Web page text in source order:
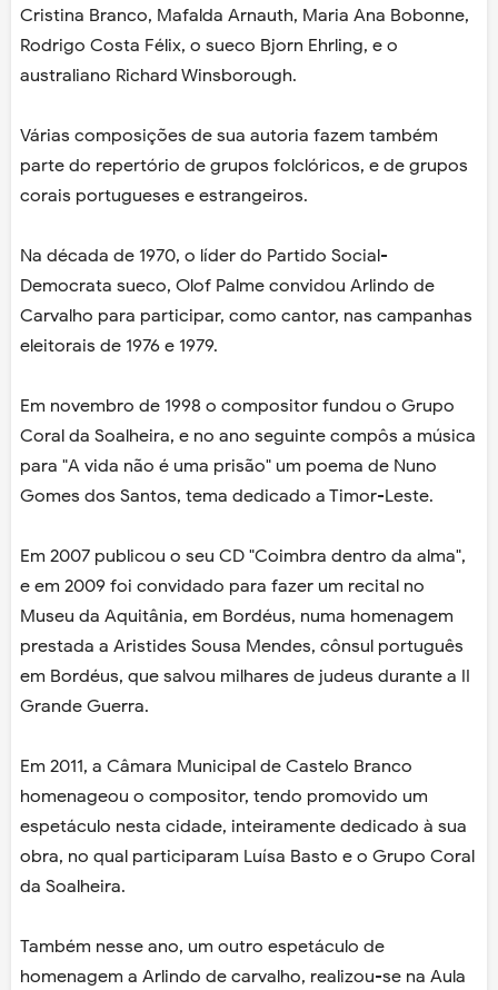
Cristina Branco, Mafalda Arnauth, Maria Ana Bobonne,
Rodrigo Costa Félix, o sueco Bjorn Ehrling, e o
australiano Richard Winsborough.
Várias composições de sua autoria fazem também
parte do repertório de grupos folclóricos, e de grupos
corais portugueses e estrangeiros.
Na década de 1970, o líder do Partido Social-
Democrata sueco, Olof Palme convidou Arlindo de
Carvalho para participar, como cantor, nas campanhas
eleitorais de 1976 e 1979.
Em novembro de 1998 o compositor fundou o Grupo
Coral da Soalheira, e no ano seguinte compôs a música
para "A vida não é uma prisão" um poema de Nuno
Gomes dos Santos, tema dedicado a Timor-Leste.
Em 2007 publicou o seu CD "Coimbra dentro da alma",
e em 2009 foi convidado para fazer um recital no
Museu da Aquitânia, em Bordéus, numa homenagem
prestada a Aristides Sousa Mendes, cônsul português
em Bordéus, que salvou milhares de judeus durante a II
Grande Guerra.
Em 2011, a Câmara Municipal de Castelo Branco
homenageou o compositor, tendo promovido um
espetáculo nesta cidade, inteiramente dedicado à sua
obra, no qual participaram Luísa Basto e o Grupo Coral
da Soalheira.
Também nesse ano, um outro espetáculo de
homenagem a Arlindo de carvalho, realizou-se na Aula